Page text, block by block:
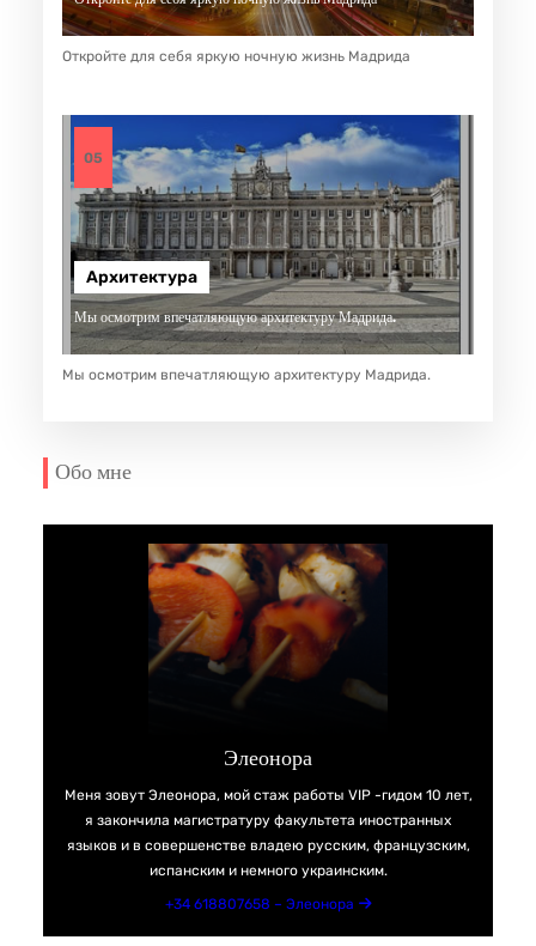
Откройте для себя яркую ночную жизнь Мадрида
05
Архитектура
Мы осмотрим впечатляющую архитектуру Мадрида.
Мы осмотрим впечатляющую архитектуру Мадрида.
Обо мне
Элеонора
Меня зовут Элеонора, мой стаж работы VIP -гидом 10 лет,
я закончила магистратуру факультета иностранных
языков и в совершенстве владею русским, французским,
испанским и немного украинским.
+34 618807658 – Элеонора